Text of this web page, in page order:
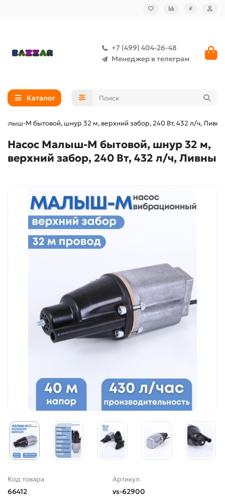
₽
+7 (499) 404-26-48
Менеджер в телеграм
Каталог
М бытовой, шнур 32 м, верхний забор, 240 Вт, 432 л/ч, Ливны
Насос Малыш-М бытовой, шнур 32 м,
верхний забор, 240 Вт, 432 л/ч, Ливны
Код товара
66412
Артикул
vs-62900